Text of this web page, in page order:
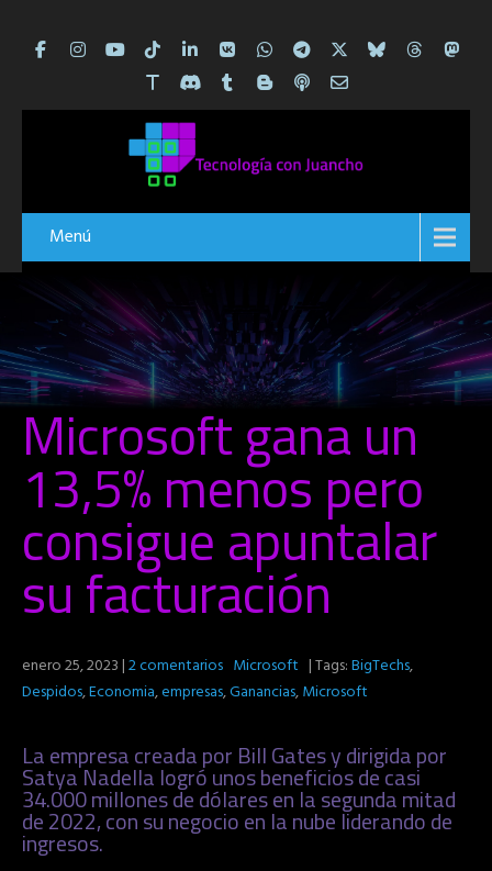
Menú
Microsoft gana un
13,5% menos pero
consigue apuntalar
su facturación
enero 25, 2023|2 comentarios Microsoft | Tags:BigTechs,
Despidos,Economia,empresas,Ganancias,Microsoft
La empresa creada por Bill Gates y dirigida por
Satya Nadella logró unos beneficios de casi
34.000 millones de dólares en la segunda mitad
de 2022, con su negocio en la nube liderando de
ingresos.